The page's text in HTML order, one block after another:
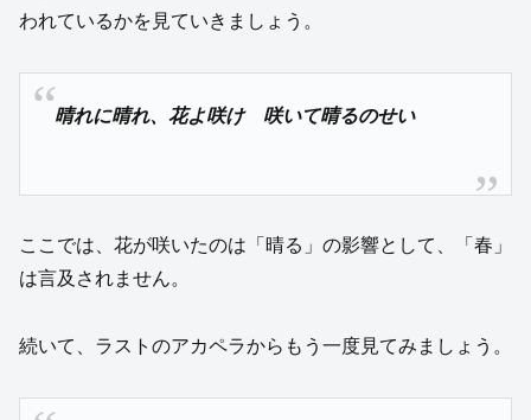
われているかを見ていきましょう。
晴れに晴れ、花よ咲け 咲いて晴るのせい
ここでは、花が咲いたのは「晴る」の影響として、「春」
は言及されません。
続いて、ラストのアカペラからもう一度見てみましょう。